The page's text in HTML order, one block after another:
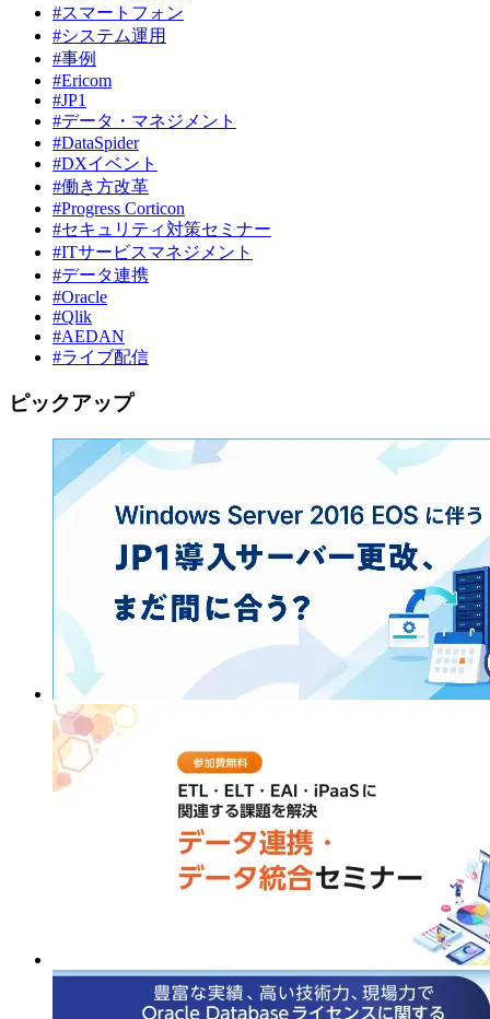
#スマートフォン
#システム運用
#事例
#Ericom
#JP1
#データ・マネジメント
#DataSpider
#DXイベント
#働き方改革
#Progress Corticon
#セキュリティ対策セミナー
#ITサービスマネジメント
#データ連携
#Oracle
#Qlik
#AEDAN
#ライブ配信
ピックアップ